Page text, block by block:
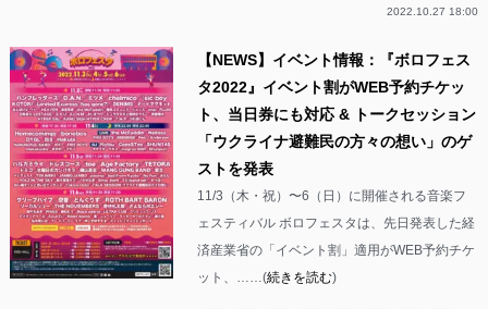
2022.10.27 18:00
【NEWS】イベント情報：『ボロフェス
タ2022』イベント割がWEB予約チケッ
ト、当日券にも対応 & トークセッション
「ウクライナ避難民の方々の想い」のゲ
ストを発表
11/3（木・祝）〜6（日）に開催される音楽フ
ェスティバル ボロフェスタは、先日発表した経
済産業省の「イベント割」適用がWEB予約チケ
ット、……(続きを読む)